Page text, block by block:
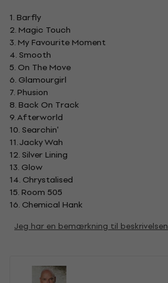
1. Barfly
2. Magic Touch
3. My Favourite Moment
4. Smooth
5. On The Move
6. Glamourgirl
7. Phusion
8. Back On Track
9. Afterworld
10. Searchin'
11. Jacky Wah
12. Silver Lining
13. Glow
14. Chrystalised
15. Room 505
16. Chemical Hank
Jeg har en bemærkning til beskrivelsen